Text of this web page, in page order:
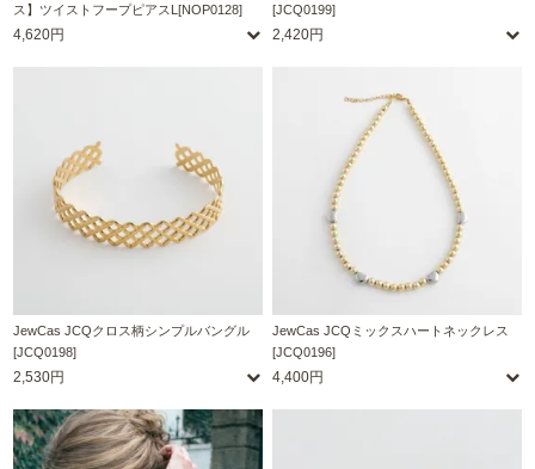
ス】ツイストフープピアスL[NOP0128]
4,620円
[JCQ0199]
2,420円
JewCas JCQクロス柄シンプルバングル
[JCQ0198]
2,530円
JewCas JCQミックスハートネックレス
[JCQ0196]
4,400円